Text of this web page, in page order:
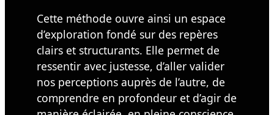
Cette méthode ouvre ainsi un espace
d’exploration fondé sur des repères
clairs et structurants. Elle permet de
ressentir avec justesse, d’aller valider
nos perceptions auprès de l’autre, de
comprendre en profondeur et d’agir de